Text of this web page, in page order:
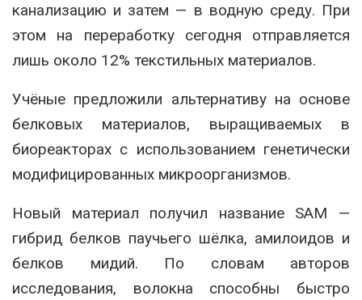
канализацию и затем — в водную среду. При
этом на переработку сегодня отправляется
лишь около 12% текстильных материалов.
Учёные предложили альтернативу на основе
белковых материалов, выращиваемых в
биореакторах с использованием генетически
модифицированных микроорганизмов.
Новый материал получил название SAM —
гибрид белков паучьего шёлка, амилоидов и
белков мидий. По словам авторов
исследования, волокна способны быстро